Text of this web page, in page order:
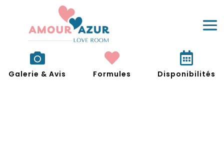

Galerie & Avis

Formules

Disponibilités